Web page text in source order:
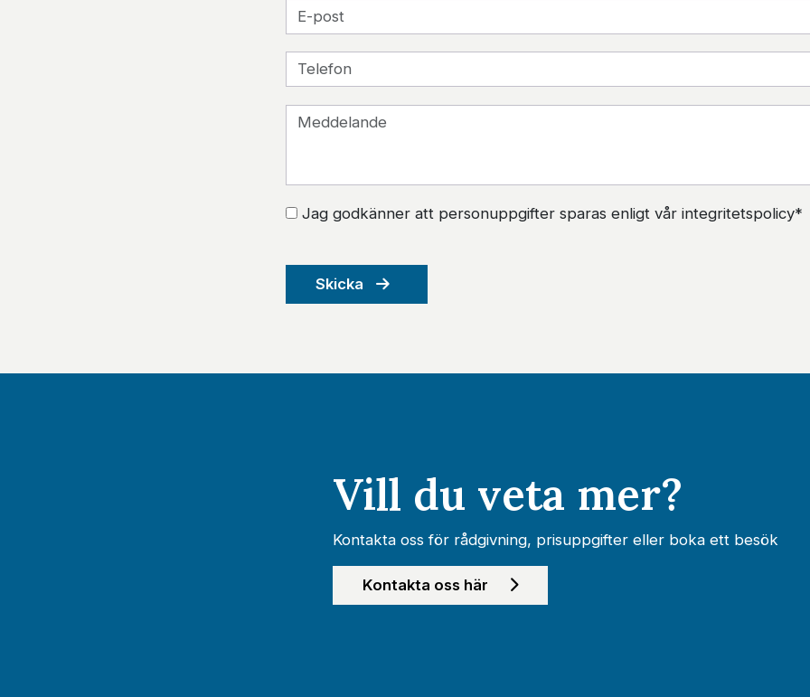
Jag godkänner att personuppgifter sparas enligt vår integritetspolicy*
Skicka
Vill du veta mer?
Kontakta oss för rådgivning, prisuppgifter eller boka ett besök
Kontakta oss här